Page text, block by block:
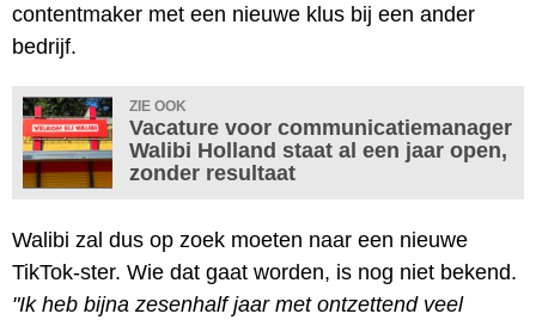
contentmaker met een nieuwe klus bij een ander
bedrijf.
ZIE OOK
Vacature voor communicatiemanager
Walibi Holland staat al een jaar open,
zonder resultaat
Walibi zal dus op zoek moeten naar een nieuwe
TikTok-ster. Wie dat gaat worden, is nog niet bekend.
"Ik heb bijna zesenhalf jaar met ontzettend veel